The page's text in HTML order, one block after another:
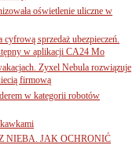
oświetlenie uliczne w
sprzedaż ubezpieczeń.
w aplikacji CA24 Mo
Zyxel Nebula rozwiązuje
firmową
w kategorii robotów
NIEBA. JAK OCHRONIĆ